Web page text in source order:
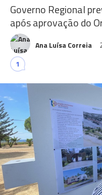
Governo Regional
após aprovação do
Ana Luísa Correia
1